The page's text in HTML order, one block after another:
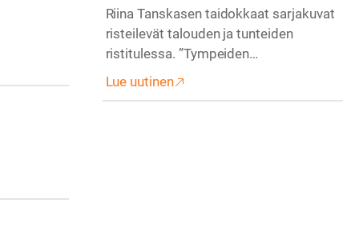
Riina Tanskasen taidokkaat sarjakuvat
risteilevät talouden ja tunteiden
ristitulessa. ”Tympeiden…
Lue uutinen